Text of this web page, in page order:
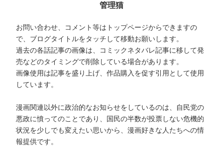
管理猫
お問い合わせ、コメント等はトップページからできますの
で、ブログタイトルをタッチして移動お願いします。
過去の各話記事の画像は、コミックネタバレ記事に移して発
売などのタイミングで削除している場合があります。
画像使用は記事を盛り上げ、作品購入を促す引用として使用
しています。
漫画関連以外に政治的なお知らせをしているのは、自民党の
悪政に憤ってのことであり、国民の半数が投票しない危機的
状況を少しでも変えたい思いから、漫画好きな人たちへの情
報提供です。